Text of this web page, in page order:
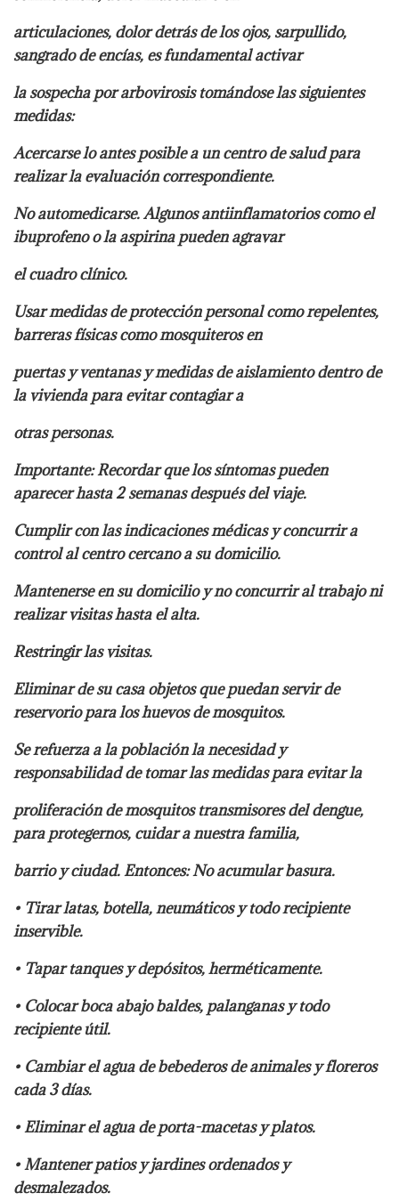
articulaciones, dolor detrás de los ojos, sarpullido,
sangrado de encías, es fundamental activar
la sospecha por arbovirosis tomándose las siguientes
medidas:
Acercarse lo antes posible a un centro de salud para
realizar la evaluación correspondiente.
No automedicarse. Algunos antiinflamatorios como el
ibuprofeno o la aspirina pueden agravar
el cuadro clínico.
Usar medidas de protección personal como repelentes,
barreras físicas como mosquiteros en
puertas y ventanas y medidas de aislamiento dentro de
la vivienda para evitar contagiar a
otras personas.
Importante: Recordar que los síntomas pueden
aparecer hasta 2 semanas después del viaje.
Cumplir con las indicaciones médicas y concurrir a
control al centro cercano a su domicilio.
Mantenerse en su domicilio y no concurrir al trabajo ni
realizar visitas hasta el alta.
Restringir las visitas.
Eliminar de su casa objetos que puedan servir de
reservorio para los huevos de mosquitos.
Se refuerza a la población la necesidad y
responsabilidad de tomar las medidas para evitar la
proliferación de mosquitos transmisores del dengue,
para protegernos, cuidar a nuestra familia,
barrio y ciudad. Entonces: No acumular basura.
• Tirar latas, botella, neumáticos y todo recipiente
inservible.
• Tapar tanques y depósitos, herméticamente.
• Colocar boca abajo baldes, palanganas y todo
recipiente útil.
• Cambiar el agua de bebederos de animales y floreros
cada 3 días.
• Eliminar el agua de porta-macetas y platos.
• Mantener patios y jardines ordenados y
desmalezados.